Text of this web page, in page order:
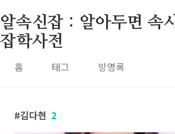
알속신잡 : 알아두면 속
잡학사전
홈 태그 방명록
김다현 2